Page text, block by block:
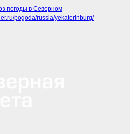
погоды в Северном
pogoda/russia/yekaterinburg/